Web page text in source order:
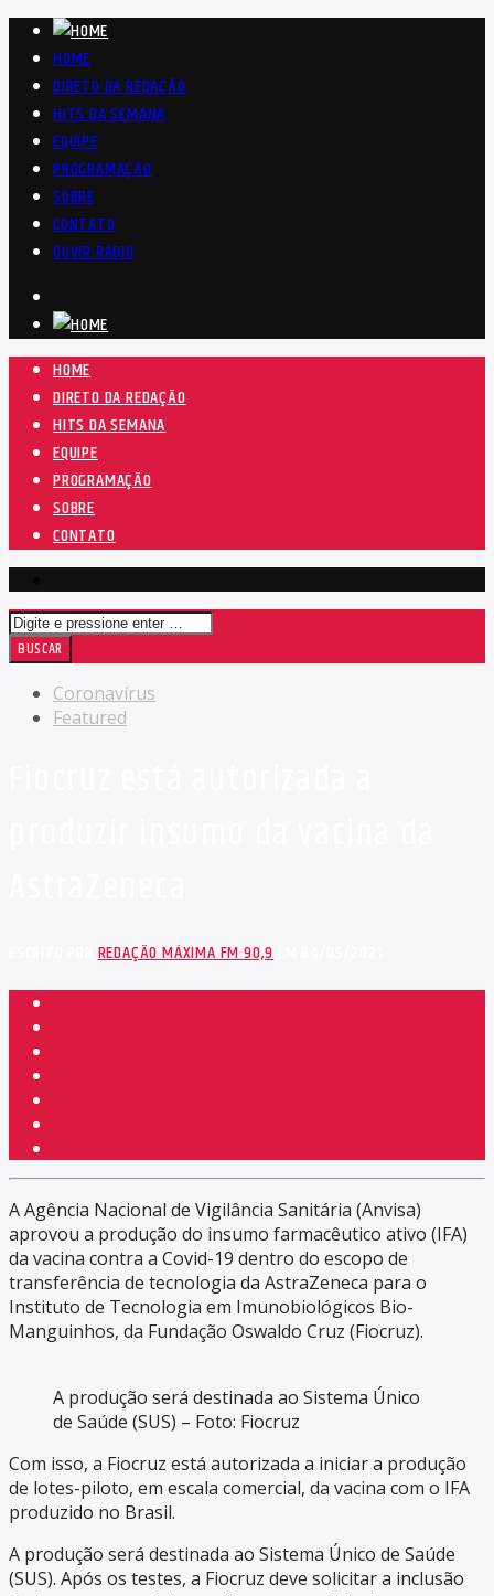
HOME
DIRETO DA REDAÇÃO
HITS DA SEMANA
EQUIPE
PROGRAMAÇÃO
SOBRE
CONTATO
OUVIR RÁDIO
HOME
DIRETO DA REDAÇÃO
HITS DA SEMANA
EQUIPE
PROGRAMAÇÃO
SOBRE
CONTATO
Coronavírus
Featured
ESCRITO PORREDAÇÃO MÁXIMA FM 90,9EM 04/05/2021
A Agência Nacional de Vigilância Sanitária (Anvisa)
aprovou a produção do insumo farmacêutico ativo (IFA)
da vacina contra a Covid-19 dentro do escopo de
transferência de tecnologia da AstraZeneca para o
Instituto de Tecnologia em Imunobiológicos Bio-
Manguinhos, da Fundação Oswaldo Cruz (Fiocruz).
A produção será destinada ao Sistema Único
de Saúde (SUS) – Foto: Fiocruz
Com isso, a Fiocruz está autorizada a iniciar a produção
de lotes-piloto, em escala comercial, da vacina com o IFA
produzido no Brasil.
A produção será destinada ao Sistema Único de Saúde
(SUS). Após os testes, a Fiocruz deve solicitar a inclusão